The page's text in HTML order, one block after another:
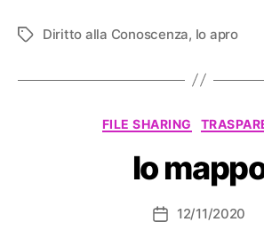
Tag Diritto alla Conoscenza, Io apro
FILE SHARING
Io
Data12/11/2020